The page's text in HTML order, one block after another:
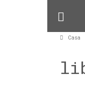
Casa